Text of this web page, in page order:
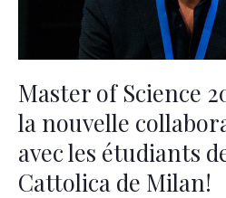
Master of Science
la nouvelle
avec les étudiants
Cattolica de Milan!
étudiants
l’Università
Cattolica
de
Milan!